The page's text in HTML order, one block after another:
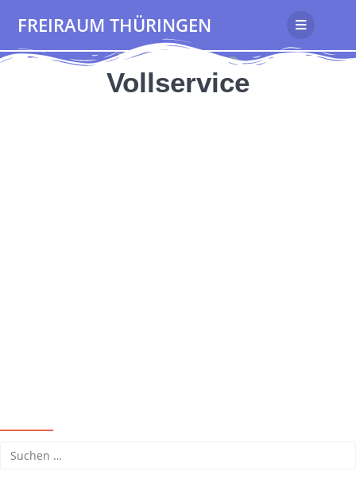
FREIRAUM THÜRINGEN
Vollservice
Vollservice